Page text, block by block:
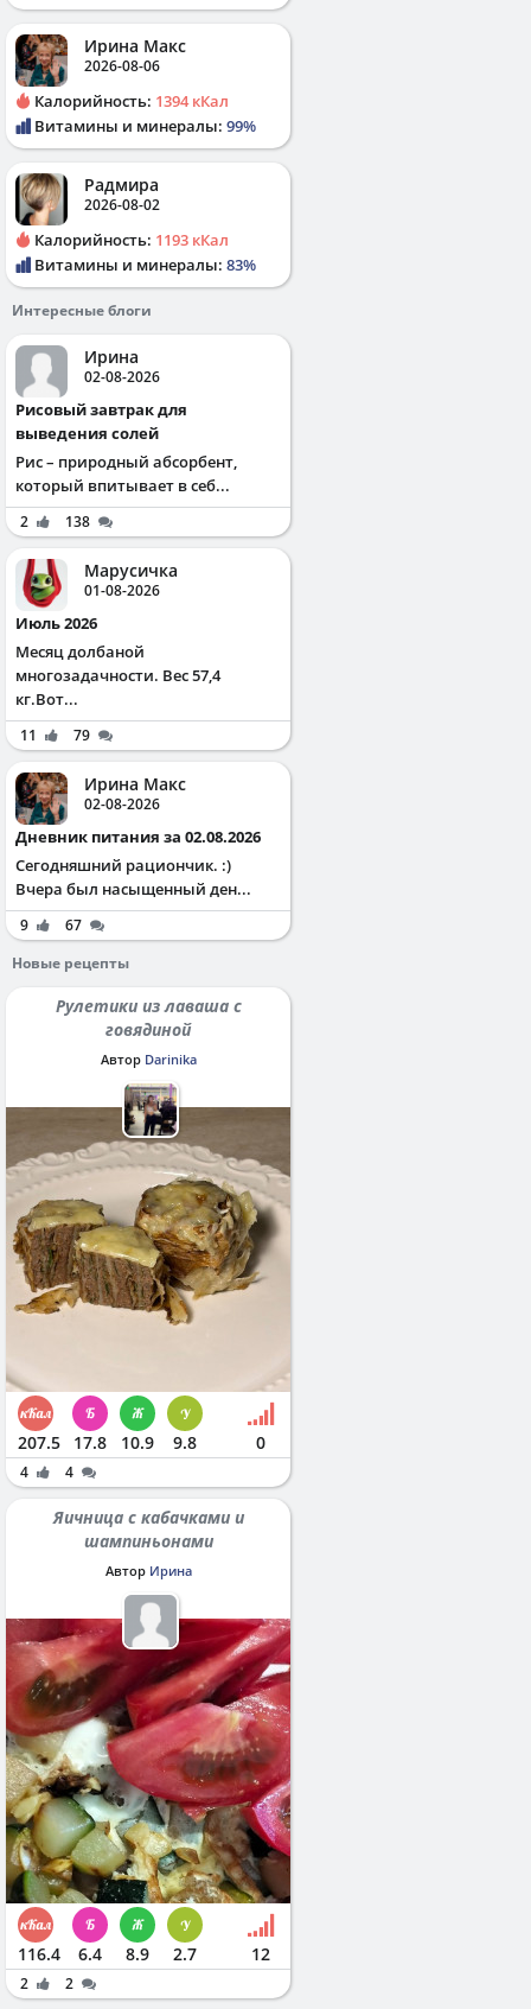
Ирина Макс
2026-08-06
Калорийность: 1394 кКал
Витамины и минералы: 99%
Радмира
2026-08-02
Калорийность: 1193 кКал
Витамины и минералы: 83%
Интересные блоги
Ирина
02-08-2026
Рисовый завтрак для
выведения солей
Рис – природный абсорбент,
который впитывает в себ...
2 138
Марусичка
01-08-2026
Июль 2026
Месяц долбаной
многозадачности. Вес 57,4
кг.Вот...
11 79
Ирина Макс
02-08-2026
Дневник питания за 02.08.2026
Сегодняшний рациончик. :)
Вчера был насыщенный ден...
9
67
Новые рецепты
Рулетики из лаваша с
говядиной
Автор Darinika
207.5 17.8 10.9 9.8 0
4 4
Яичница с кабачками и
шампиньонами
Автор Ирина
116.4 6.4 8.9 2.7 12
2 2